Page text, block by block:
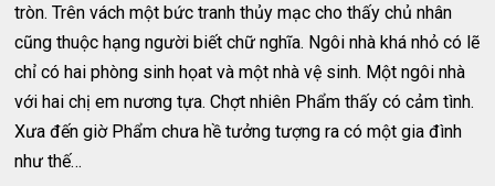
tròn. Trên vách một bức tranh thủy mạc cho thấy chủ nhân
cũng thuộc hạng người biết chữ nghĩa. Ngôi nhà khá nhỏ có lẽ
chỉ có hai phòng sinh họat và một nhà vệ sinh. Một ngôi nhà
với hai chị em nương tựa. Chợt nhiên Phẩm thấy có cảm tình.
Xưa đến giờ Phẩm chưa hề tưởng tượng ra có một gia đình
như thế…